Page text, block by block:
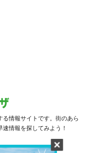
情報サイトです。街のあら
情報を探してみよう！